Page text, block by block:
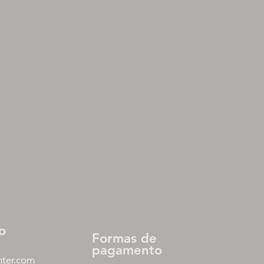
Formas de
pagamento